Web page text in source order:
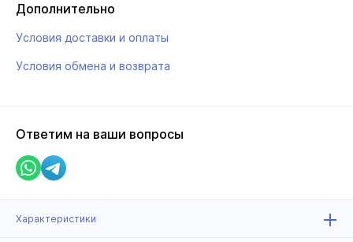
Дополнительно
Условия доставки и оплаты
Условия обмена и возврата
Ответим на ваши вопросы
Характеристики